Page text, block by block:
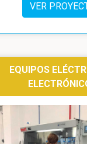
VER
EQUIPOS